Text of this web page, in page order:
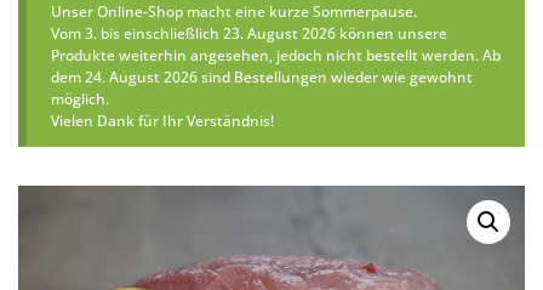
Unser Online-Shop macht eine kurze Sommerpause.
Vom 3. bis einschließlich 23. August 2026 können unsere
Produkte weiterhin angesehen, jedoch nicht bestellt werden. Ab
dem 24. August 2026 sind Bestellungen wieder wie gewohnt
möglich.
Vielen Dank für Ihr Verständnis!